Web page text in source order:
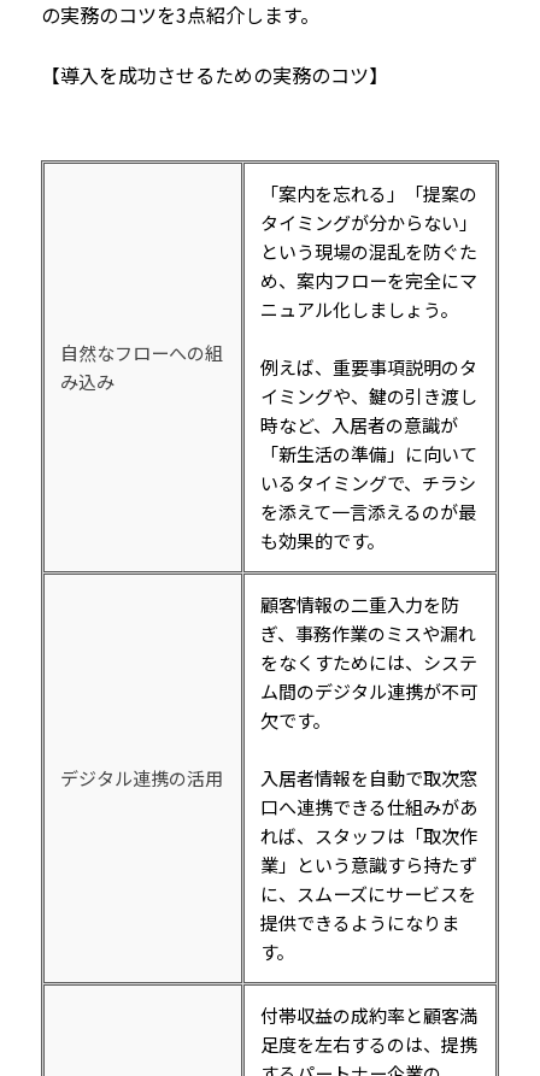
の実務のコツを3点紹介します。
【導入を成功させるための実務のコツ】
自然なフローへの組
み込み
「案内を忘れる」「提案の
タイミングが分からない」
という現場の混乱を防ぐた
め、案内フローを完全にマ
ニュアル化しましょう。
例えば、重要事項説明のタ
イミングや、鍵の引き渡し
時など、入居者の意識が
「新生活の準備」に向いて
いるタイミングで、チラシ
を添えて一言添えるのが最
も効果的です。
デジタル連携の活用
顧客情報の二重入力を防
ぎ、事務作業のミスや漏れ
をなくすためには、システ
ム間のデジタル連携が不可
欠です。
入居者情報を自動で取次窓
口へ連携できる仕組みがあ
れば、スタッフは「取次作
業」という意識すら持たず
に、スムーズにサービスを
提供できるようになりま
す。
付帯収益の成約率と顧客満
足度を左右するのは、提携